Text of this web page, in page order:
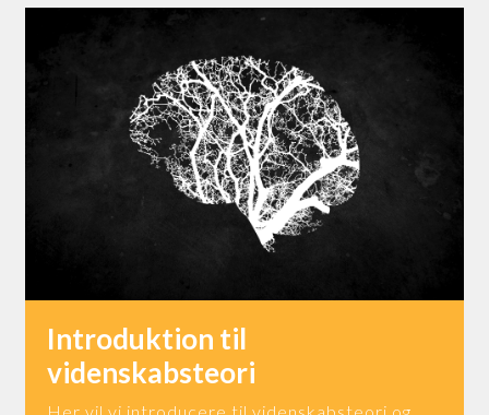
Introduktion til
videnskabsteori
Her vil vi introducere til videnskabsteori og